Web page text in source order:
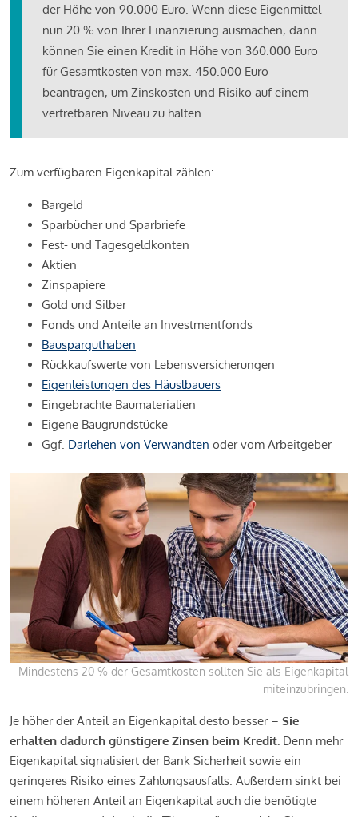
der Höhe von 90.000 Euro. Wenn diese Eigenmittel
nun 20 % von Ihrer Finanzierung ausmachen, dann
können Sie einen Kredit in Höhe von 360.000 Euro
für Gesamtkosten von max. 450.000 Euro
beantragen, um Zinskosten und Risiko auf einem
vertretbaren Niveau zu halten.
Zum verfügbaren Eigenkapital zählen:
Bargeld
Sparbücher und Sparbriefe
Fest- und Tagesgeldkonten
Aktien
Zinspapiere
Gold und Silber
Fonds und Anteile an Investmentfonds
Bausparguthaben
Rückkaufswerte von Lebensversicherungen
Eigenleistungen des Häuslbauers
Eingebrachte Baumaterialien
Eigene Baugrundstücke
Ggf. Darlehen von Verwandten oder vom Arbeitgeber
Mindestens 20 % der Gesamtkosten sollten Sie als Eigenkapital
miteinzubringen.
Je höher der Anteil an Eigenkapital desto besser – Sie
erhalten dadurch günstigere Zinsen beim Kredit. Denn mehr
Eigenkapital signalisiert der Bank Sicherheit sowie ein
geringeres Risiko eines Zahlungsausfalls. Außerdem sinkt bei
einem höheren Anteil an Eigenkapital auch die benötigte